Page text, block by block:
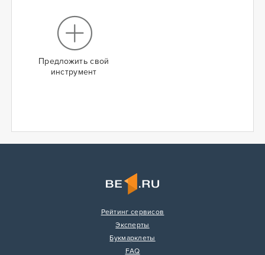
Предложить свой
инструмент
Рейтинг сервисов
Эксперты
Букмарклеты
FAQ